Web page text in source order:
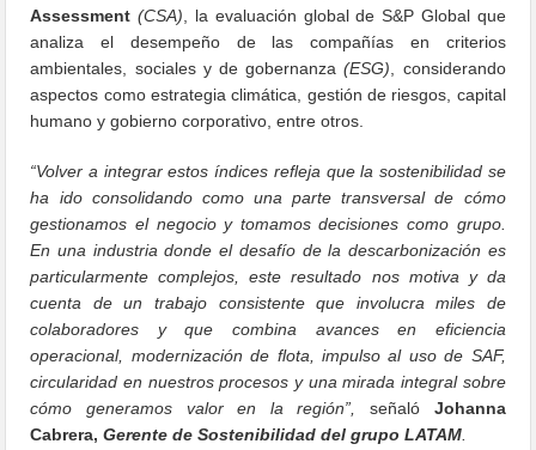
Assessment (CSA) , la evaluación global de S&P Global que
analiza el desempeño de las compañías en criterios
ambientales, sociales y de gobernanza(ESG) , considerando
aspectos como estrategia climática, gestión de riesgos, capital
humano y gobierno corporativo, entre otros.
“Volver a integrar estos índices refleja que la sostenibilidad se
ha ido consolidando como una parte transversal de cómo
gestionamos el negocio y tomamos decisiones como grupo.
En una industria donde el desafío de la descarbonización es
particularmente complejos, este resultado nos motiva y da
cuenta de un trabajo consistente que involucra miles de
colaboradores y que combina avances en eficiencia
operacional, modernización de flota, impulso al uso de SAF,
circularidad en nuestros procesos y una mirada integral sobre
cómo generamos valor en la región”, señaló Johanna
Cabrera,Gerente de Sostenibilidad del grupo LATAM